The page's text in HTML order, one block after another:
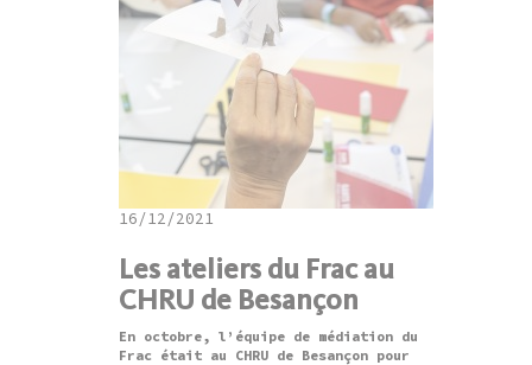
16/12/2021
Les ateliers du Frac au
CHRU de Besançon
En octobre, l’équipe de médiation du
Frac était au CHRU de Besançon pour